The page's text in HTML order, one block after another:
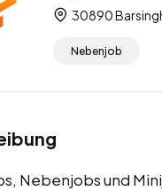
30890
Nebenjob
Nebenjobs und